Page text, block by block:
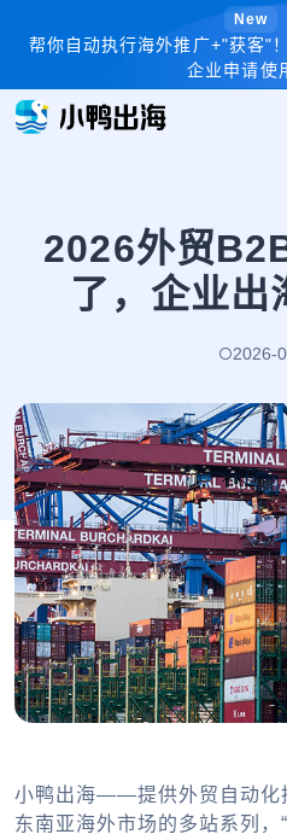
New
帮你自动执行海外推广+"获客"
企业申请使
2026外贸
了，企业出
2026-
小鸭出海——提供外贸自动化
东南亚海外市场的多站系列，